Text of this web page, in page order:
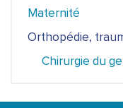
Maternité
Orthopédie,
Chirurgie du